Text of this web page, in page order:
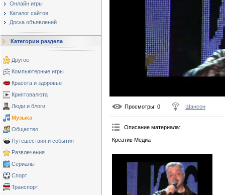
Онлайн игры
Каталог сайтов
Доска объявлений
Категории раздела
Другое
Компьютерные игры
Красота и здоровье
Криптовалюта
Люди и блоги
Музыка
Общество
Путешествия и события
Развлечения
Сериалы
Спорт
Транспорт
Просмотры: 0 Шансон
Описание материала:
Креатив Медиа